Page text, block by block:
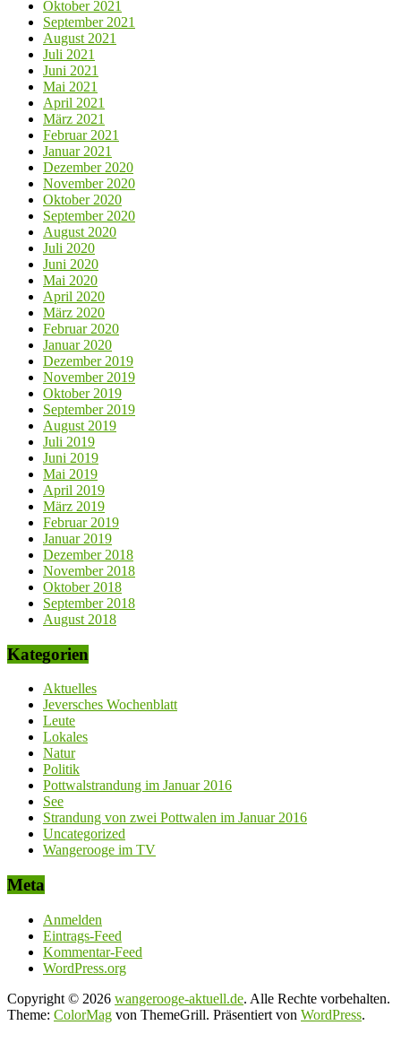
Oktober 2021
September 2021
August 2021
Juli 2021
Juni 2021
Mai 2021
April 2021
März 2021
Februar 2021
Januar 2021
Dezember 2020
November 2020
Oktober 2020
September 2020
August 2020
Juli 2020
Juni 2020
Mai 2020
April 2020
März 2020
Februar 2020
Januar 2020
Dezember 2019
November 2019
Oktober 2019
September 2019
August 2019
Juli 2019
Juni 2019
Mai 2019
April 2019
März 2019
Februar 2019
Januar 2019
Dezember 2018
November 2018
Oktober 2018
September 2018
August 2018
Kategorien
Aktuelles
Jeversches Wochenblatt
Leute
Lokales
Natur
Politik
Pottwalstrandung im Januar 2016
See
Strandung von zwei Pottwalen im Januar 2016
Uncategorized
Wangerooge im TV
Meta
Anmelden
Eintrags-Feed
Kommentar-Feed
WordPress.org
Copyright © 2026 wangerooge-aktuell.de. Alle Rechte vorbehalten.
Theme: ColorMag von ThemeGrill. Präsentiert von WordPress.